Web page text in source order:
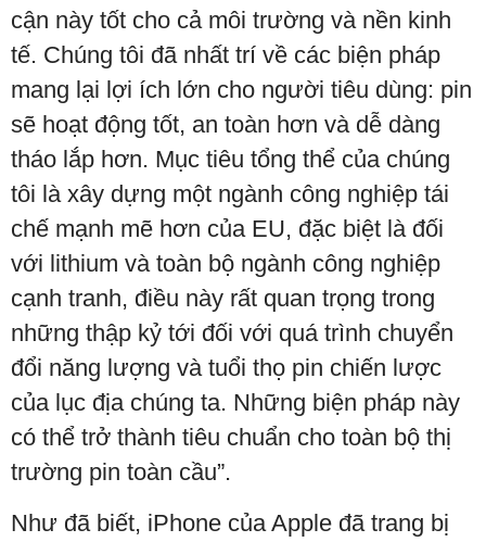
cận này tốt cho cả môi trường và nền kinh
tế. Chúng tôi đã nhất trí về các biện pháp
mang lại lợi ích lớn cho người tiêu dùng: pin
sẽ hoạt động tốt, an toàn hơn và dễ dàng
tháo lắp hơn. Mục tiêu tổng thể của chúng
tôi là xây dựng một ngành công nghiệp tái
chế mạnh mẽ hơn của EU, đặc biệt là đối
với lithium và toàn bộ ngành công nghiệp
cạnh tranh, điều này rất quan trọng trong
những thập kỷ tới đối với quá trình chuyển
đổi năng lượng và tuổi thọ pin chiến lược
của lục địa chúng ta. Những biện pháp này
có thể trở thành tiêu chuẩn cho toàn bộ thị
trường pin toàn cầu”.
Như đã biết, iPhone của Apple đã trang bị